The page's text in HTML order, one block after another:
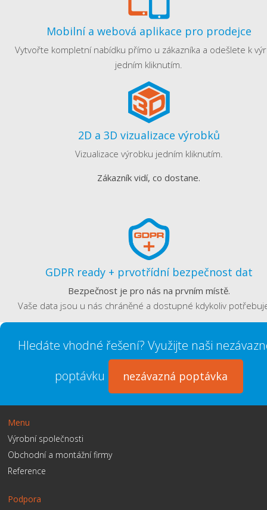
Mobilní a webová aplikace pro prodejce
Vytvořte kompletní nabídku přímo u zákazníka a odešlete k
jedním kliknutím.
2D a 3D vizualizace výrobků
Vizualizace výrobku jedním kliknutím.
Zákazník vidí, co dostane.
GDPR ready + prvotřídní bezpečnost dat
Bezpečnost je pro nás na prvním místě.
Vaše data jsou u nás chráněné a dostupné kdykoliv
Hledáte vhodné řešení? Využijte naši
poptávku
nezávazná poptávka
Menu
Výrobní společnosti
Obchodní a montážní firmy
Reference
Podpora